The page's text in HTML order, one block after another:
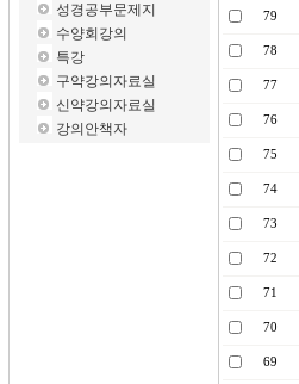
성경공부문제지
수양회강의
특강
구약강의자료실
신약강의자료실
강의안책자
79
78
77
76
75
74
73
72
71
70
69